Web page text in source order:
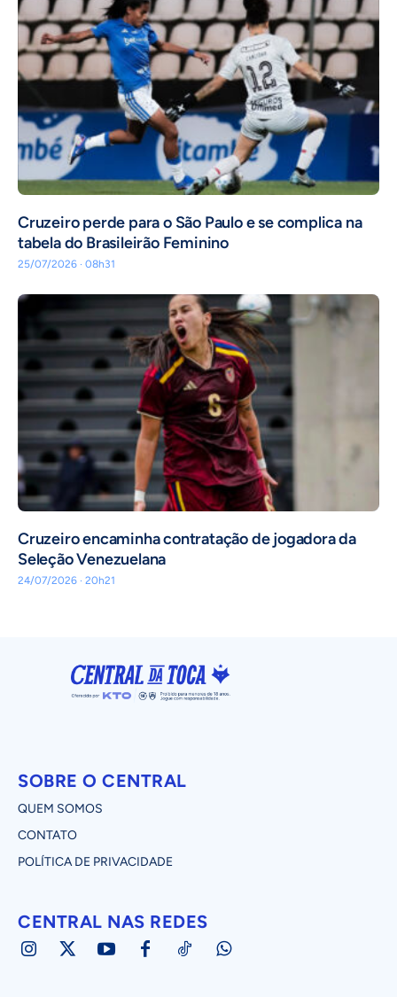
Cruzeiro perde para o São Paulo e se complica na
tabela do Brasileirão Feminino
25/07/2026 · 08h31
Cruzeiro encaminha contratação de jogadora da
Seleção Venezuelana
24/07/2026 · 20h21
SOBRE O CENTRAL
QUEM SOMOS
CONTATO
POLÍTICA DE PRIVACIDADE
CENTRAL NAS REDES